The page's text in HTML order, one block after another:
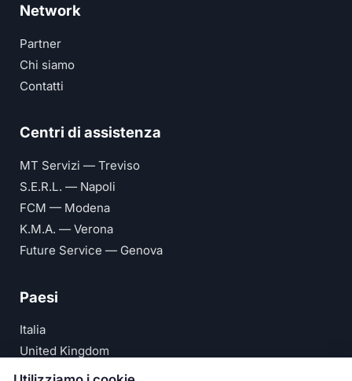
Network
Partner
Chi siamo
Contatti
Centri di assistenza
MT Servizi — Treviso
S.E.R.L. — Napoli
FCM — Modena
K.M.A. — Verona
Future Service — Genova
Paesi
Italia
United Kingdom
Deutschland